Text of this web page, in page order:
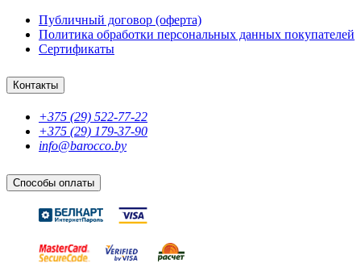
Публичный договор (оферта)
Политика обработки персональных данных покупателей
Сертификаты
Контакты
+375 (29) 522-77-22
+375 (29) 179-37-90
info@barocco.by
Способы оплаты